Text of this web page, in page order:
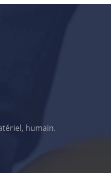
humain.